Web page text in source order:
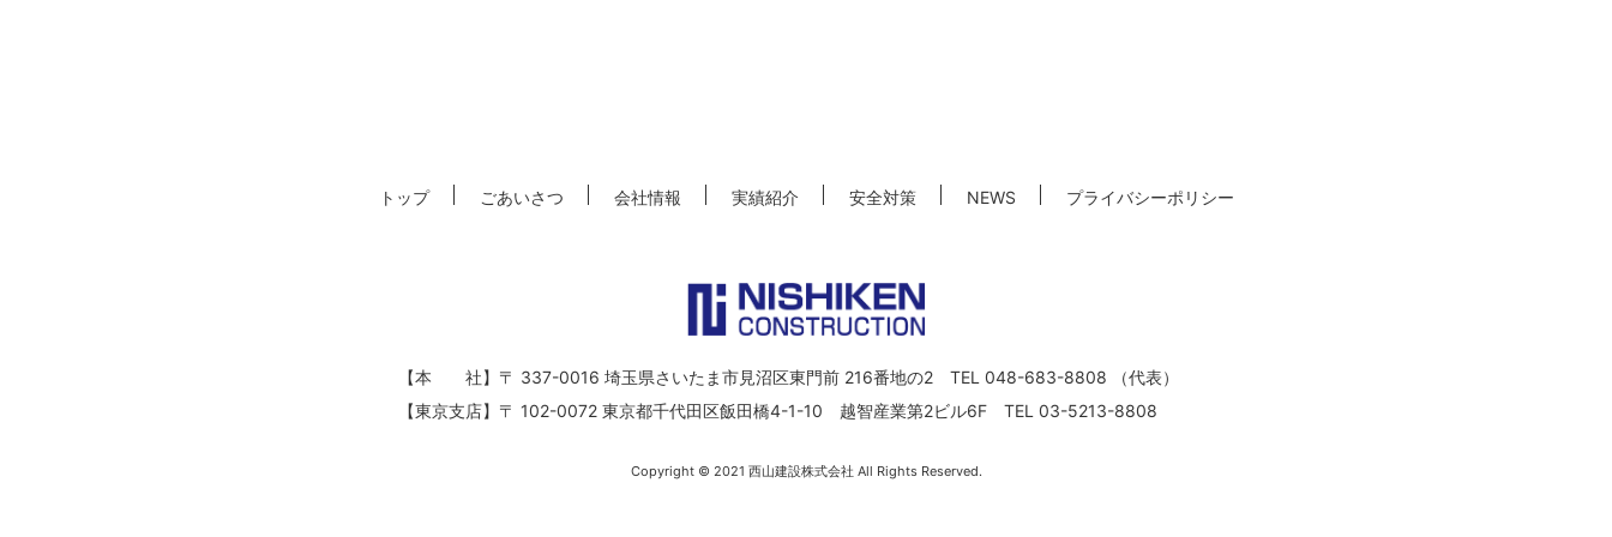
トップ ごあいさつ 会社情報 実績紹介 安全対策 NEWS プライバシーポリシー
【本 社】〒 337-0016 埼玉県さいたま市見沼区東門前 216番地の2 TEL 048-683-8808 （代表）
【東京支店】〒 102-0072 東京都千代田区飯田橋4-1-10 越智産業第2ビル6F TEL 03-5213-8808
Copyright © 2021 西山建設株式会社 All Rights Reserved.